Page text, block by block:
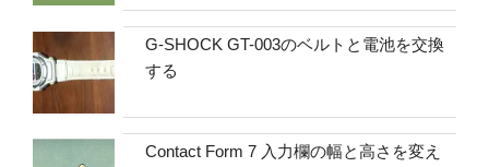
G-SHOCK GT-003のベルトと電池を交換
する
Contact Form 7 入力欄の幅と高さを変え